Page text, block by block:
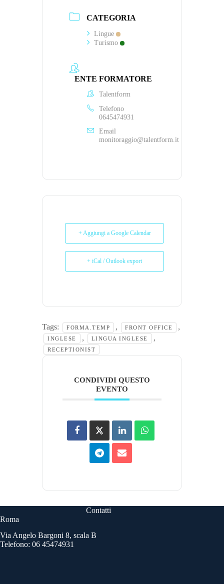
CATEGORIA
Lingue
Turismo
ENTE FORMATORE
Talentform
Telefono
0645474931
Email
monitoraggio@talentform.it
+ Aggiungi a Google Calendar
+ iCal / Outlook export
Tags: FORMA.TEMP , FRONT OFFICE ,
INGLESE , LINGUA INGLESE ,
RECEPTIONIST
CONDIVIDI QUESTO
EVENTO
Contatti
Roma
Via Angelo Bargoni 8, scala B
Telefono: 06 45474931